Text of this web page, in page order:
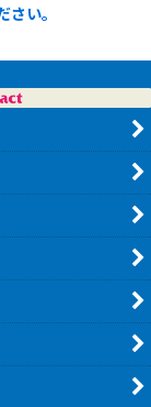
い。